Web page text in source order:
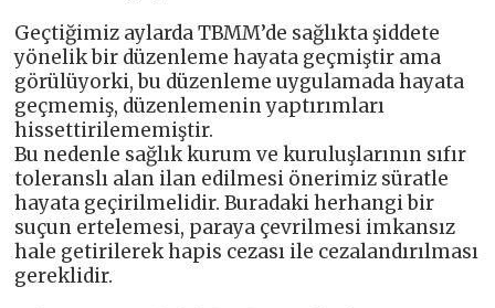
Geçtiğimiz aylarda TBMM’de sağlıkta şiddete
yönelik bir düzenleme hayata geçmiştir ama
görülüyorki, bu düzenleme uygulamada hayata
geçmemiş, düzenlemenin yaptırımları
hissettirilememiştir.
Bu nedenle sağlık kurum ve kuruluşlarının sıfır
toleranslı alan ilan edilmesi önerimiz süratle
hayata geçirilmelidir. Buradaki herhangi bir
suçun ertelemesi, paraya çevrilmesi imkansız
hale getirilerek hapis cezası ile cezalandırılması
gereklidir.